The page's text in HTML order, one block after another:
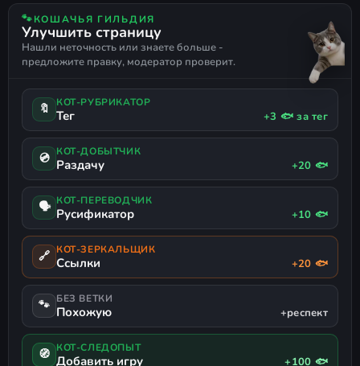
для гипервизора)
Запуск игры
Подробности и советы
Язык
Список DLC (2 шт.)
Откуда эта раздача
Шлёпа не рекомендует
этот метод без
острой необходимости- отключение
защит системы это всегда риск. По
ФЭНТЕЗИ
ПОДДЕРЖКА ГЕЙМПАДА
🐾КОШАЧЬЯ ГИЛЬДИЯ
Улучшить страницу
Нашли неточность или знаете больше -
предложите правку, модератор проверит.
🔖 КОТ-РУБРИКАТОР
Тег +3 🐟 за тег
💿 КОТ-ДОБЫТЧИК
Раздачу +20 🐟
🗣 КОТ-ПЕРЕВОДЧИК
Русификатор +10 🐟
🔗 КОТ-ЗЕРКАЛЬЩИК
Ссылки +20 🐟
🐾 БЕЗ ВЕТКИ
Похожую +респект
🧭 КОТ-СЛЕДОПЫТ
Добавить игру +100 🐟